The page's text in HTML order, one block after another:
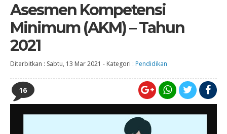
Asesmen Kompetensi
Minimum (AKM) – Tahun
2021
Diterbitkan : Sabtu, 13 Mar 2021 - Kategori : Pendidikan
16